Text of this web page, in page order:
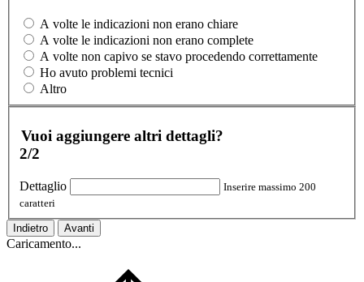
A volte le indicazioni non erano chiare
A volte le indicazioni non erano complete
A volte non capivo se stavo procedendo correttamente
Ho avuto problemi tecnici
Altro
Vuoi aggiungere altri dettagli?
2/2
Dettaglio
Inserire massimo 200
caratteri
Indietro Avanti
Caricamento...